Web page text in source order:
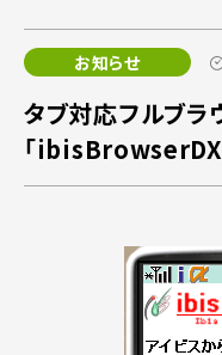
お知らせ
タブ対応フルブラ
「ibisBrowserDX